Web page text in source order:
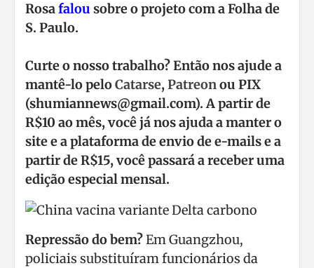
Rosafalou sobre o projeto com a Folha de
S. Paulo.
Curte o nosso trabalho? Então nos ajude a
mantê-lo peloCatarse,Patreonou PIX
(shumiannews@gmail.com). A partir de
R$10 ao mês, você já nos ajuda a manter o
site e a plataforma de envio de e-mails e a
partir de R$15, você passará a receber uma
edição especial mensal.
Repressão do bem?Em Guangzhou,
policiais substituíram funcionários da